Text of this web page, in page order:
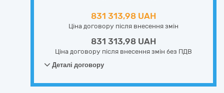
831 313,98 UAH
Ціна договору після внесення змін
831 313,98 UAH
Ціна договору після внесення змін без ПДВ
Деталі договору